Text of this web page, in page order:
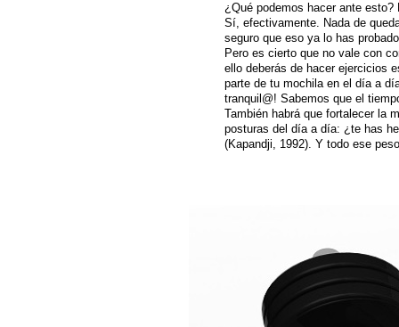
¿Qué podemos hacer ante
Sí, efectivamente. Nada de
seguro que eso ya lo has
Pero es cierto que no vale con
ello deberás de hacer ejercicios
parte de tu mochila en el día a
tranquil@! Sabemos que el
También habrá que fortalecer la
posturas del día a día: ¿te has
(Kapandji, 1992). Y todo ese